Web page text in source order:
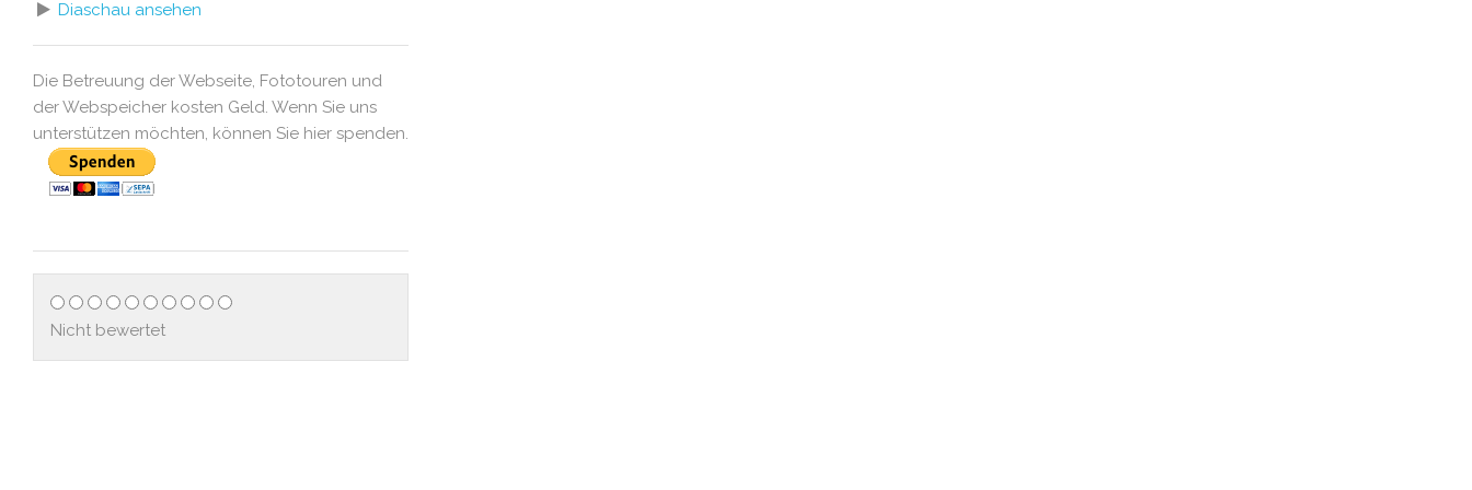
Diaschau ansehen
Die Betreuung der Webseite, Fototouren und
der Webspeicher kosten Geld. Wenn Sie uns
unterstützen möchten, können Sie hier spenden.
Nicht bewertet